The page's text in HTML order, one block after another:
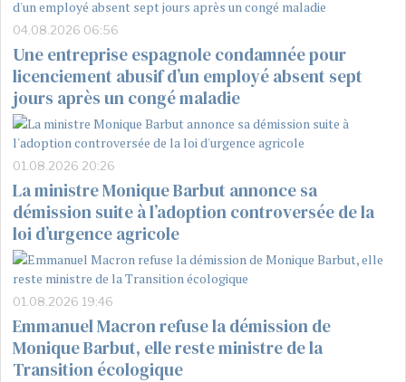
04.08.2026 06:56
Une entreprise espagnole condamnée pour
licenciement abusif d’un employé absent sept
jours après un congé maladie
01.08.2026 20:26
La ministre Monique Barbut annonce sa
démission suite à l’adoption controversée de la
loi d’urgence agricole
01.08.2026 19:46
Emmanuel Macron refuse la démission de
Monique Barbut, elle reste ministre de la
Transition écologique